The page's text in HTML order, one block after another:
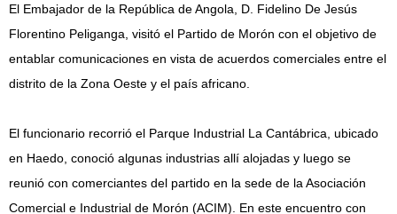
El Embajador de la República de Angola, D. Fidelino De Jesús
Florentino Peliganga, visitó el Partido de Morón con el objetivo de
entablar comunicaciones en vista de acuerdos comerciales entre el
distrito de la Zona Oeste y el país africano.
El funcionario recorrió el Parque Industrial La Cantábrica, ubicado
en Haedo, conoció algunas industrias allí alojadas y luego se
reunió con comerciantes del partido en la sede de la Asociación
Comercial e Industrial de Morón (ACIM). En este encuentro con